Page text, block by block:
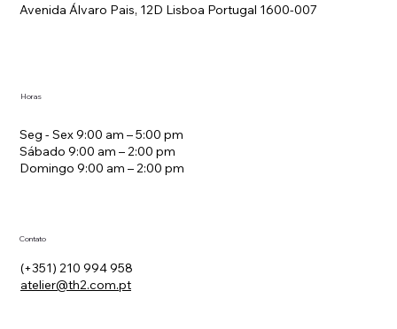
Avenida Álvaro Pais, 12D Lisboa Portugal 1600-007
Horas
Seg - Sex 9:00 am – 5:00 pm
Sábado 9:00 am – 2:00 pm
Domingo 9:00 am – 2:00 pm
Contato
(+351) 210 994 958
atelier@th2.com.pt